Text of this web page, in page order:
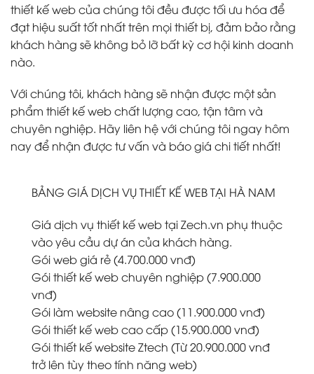
thiết kế web của chúng tôi đều được tối ưu hóa để
đạt hiệu suất tốt nhất trên mọi thiết bị, đảm bảo rằng
khách hàng sẽ không bỏ lỡ bất kỳ cơ hội kinh doanh
nào.
Với chúng tôi, khách hàng sẽ nhận được một sản
phẩm thiết kế web chất lượng cao, tận tâm và
chuyên nghiệp. Hãy liên hệ với chúng tôi ngay hôm
nay để nhận được tư vấn và báo giá chi tiết nhất!
BẢNG GIÁ DỊCH VỤ THIẾT KẾ WEB TẠI HÀ NAM
Giá dịch vụ thiết kế web tại Zech.vn phụ thuộc
vào yêu cầu dự án của khách hàng.
Gói web giá rẻ (4.700.000 vnđ)
Gói thiết kế web chuyên nghiệp (7.900.000
vnđ)
Gói làm website nâng cao (11.900.000 vnđ)
Gói thiết kế web cao cấp (15.900.000 vnđ)
Gói thiết kế website Ztech (Từ 20.900.000 vnđ
trở lên tùy theo tính năng web)